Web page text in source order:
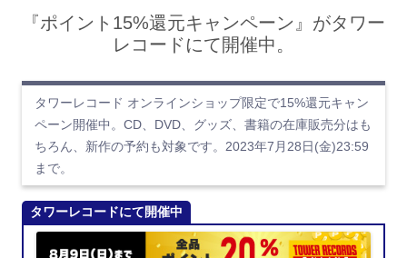
『ポイント15%還元キャンペーン』がタワー
レコードにて開催中。
タワーレコード オンラインショップ限定で15%還元キャン
ペーン開催中。CD、DVD、グッズ、書籍の在庫販売分はも
ちろん、新作の予約も対象です。2023年7月28日(金)23:59
まで。
タワーレコードにて開催中